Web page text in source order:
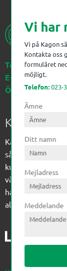
Telefon:023-
E-post:
Öppettider:
Kagon AB
Kagon har
kunskap med
vägen fram till
har vi ett
allt ifrån
Vi har
Vi på Kagon
Kontakta oss
formuläret
möjligt.
Telefon:023-
Ämne
Ditt namn
Mejladress
Meddelande